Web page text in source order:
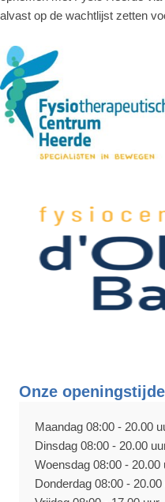
alvast op de wachtlijst zetten
Onze
Maandag 08:00 - 20.00
Dinsdag 08:00 - 20.00
Woensdag 08:00 - 20.00
Donderdag 08:00 - 20.00